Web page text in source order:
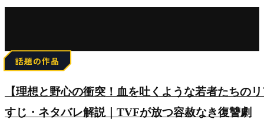
話題の作品
【理想と野心の衝突！血を吐くような若者たちの
すじ・ネタバレ解説｜TVFが放つ容赦なき復讐劇